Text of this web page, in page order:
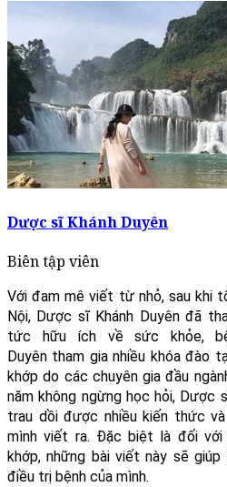
Dược sĩ Khánh Duyên
Biên tập viên
Với đam mê viết từ nhỏ, sau khi
Nội, Dược sĩ Khánh Duyên đã
tức hữu ích về sức khỏe,
Duyên tham gia nhiều khóa đào
khớp do các chuyên gia đầu
năm không ngừng học hỏi, Dược
trau dồi được nhiều kiến thức
mình viết ra. Đặc biệt là đối với
khớp, những bài viết này sẽ
điều trị bệnh của mình.